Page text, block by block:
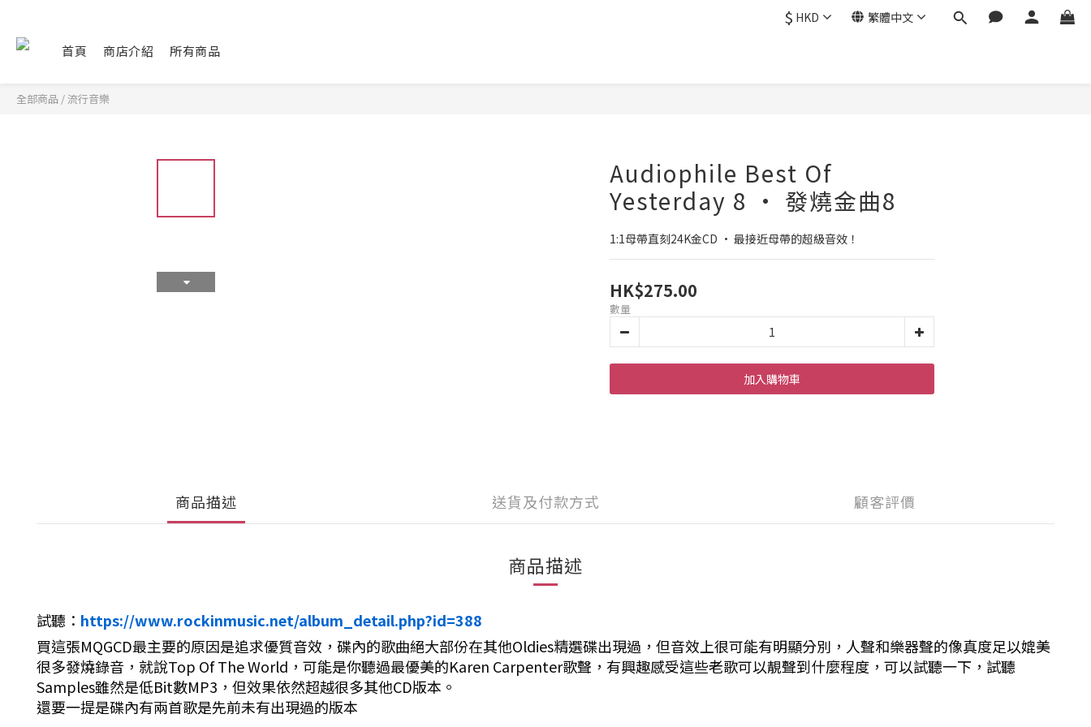
$ HKD 繁體中文
首頁 商店介紹 所有商品
全部商品 /流行音樂
Audiophile Best Of
Yesterday 8 • 發燒金曲8
1:1母帶直刻24K金CD • 最接近母帶的超級音效！
HK$275.00
數量
加入購物車
商品描述 送貨及付款方式 顧客評價
商品描述
試聽： https://www.rockinmusic.net/album_detail.php?id=388
買這張MQGCD最主要的原因是追求優質音效，碟內的歌曲絕大部份在其他Oldies精選碟出現過，但音效上很可能有明顯分別，人聲和樂器聲的像真度足以媲美
很多發燒錄音，就說Top Of The World，可能是你聽過最優美的Karen Carpenter歌聲，有興趣感受這些老歌可以靚聲到什麼程度，可以試聽一下，試聽
Samples雖然是低Bit數MP3，但效果依然超越很多其他CD版本。
還要一提是碟內有兩首歌是先前未有出現過的版本